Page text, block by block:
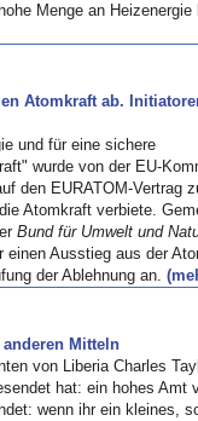
Menge an Heizenergie
Atomkraft ab.
und für eine sichere
wurde von der EU-
den EURATOM-Vertrag
Atomkraft verbiete.
Bund für Umwelt und
Ausstieg aus der
der Ablehnung an.
Mitteln
von Liberia Charles
hat: ein hohes Amt
wenn ihr ein kleines,